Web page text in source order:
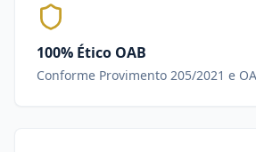
100% Ético OAB
Conforme Provimento 205/2021 e